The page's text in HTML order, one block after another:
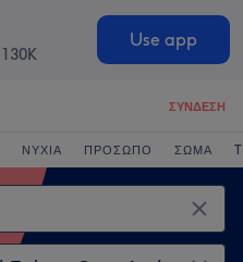
130K
Use app
ΣΎΝΔΕΣΗ
ΝΎΧΙΑ ΠΡΌΣΩΠΟ ΣΏΜΑ